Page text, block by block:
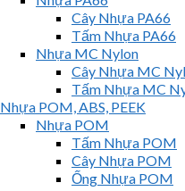
Cây Nhựa PA66
Tấm Nhựa PA66
Nhựa MC Nylon
Cây Nhựa MC
Tấm Nhựa MC
Nhựa POM, ABS, PEEK
Nhựa POM
Tấm Nhựa POM
Cây Nhựa POM
Ống Nhựa POM